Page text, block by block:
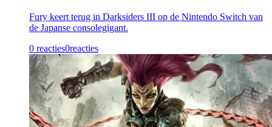
Fury keert terug in Darksiders III op de Nintendo Switch van
de Japanse consolegigant.
0 reacties0reacties